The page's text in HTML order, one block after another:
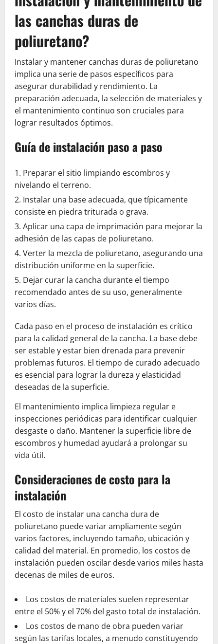
las canchas duras de
poliuretano?
Instalar y mantener canchas duras de poliuretano
implica una serie de pasos específicos para
asegurar durabilidad y rendimiento. La
preparación adecuada, la selección de materiales y
el mantenimiento continuo son cruciales para
lograr resultados óptimos.
Guía de instalación paso a paso
Preparar el sitio limpiando escombros y
nivelando el terreno.
Instalar una base adecuada, que típicamente
consiste en piedra triturada o grava.
Aplicar una capa de imprimación para mejorar la
adhesión de las capas de poliuretano.
Verter la mezcla de poliuretano, asegurando una
distribución uniforme en la superficie.
Dejar curar la cancha durante el tiempo
recomendado antes de su uso, generalmente
varios días.
Cada paso en el proceso de instalación es crítico
para la calidad general de la cancha. La base debe
ser estable y estar bien drenada para prevenir
problemas futuros. El tiempo de curado adecuado
es esencial para lograr la dureza y elasticidad
deseadas de la superficie.
El mantenimiento implica limpieza regular e
inspecciones periódicas para identificar cualquier
desgaste o daño. Mantener la superficie libre de
escombros y humedad ayudará a prolongar su
vida útil.
Consideraciones de costo para la
instalación
El costo de instalar una cancha dura de
poliuretano puede variar ampliamente según
varios factores, incluyendo tamaño, ubicación y
calidad del material. En promedio, los costos de
instalación pueden oscilar desde varios miles hasta
decenas de miles de euros.
Los costos de materiales suelen representar
entre el 50% y el 70% del gasto total de instalación.
Los costos de mano de obra pueden variar
según las tarifas locales, a menudo constituyendo